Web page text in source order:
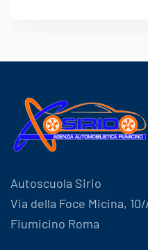
Autoscuola Sirio
Via della Foce Micina, 10/
Fiumicino Roma